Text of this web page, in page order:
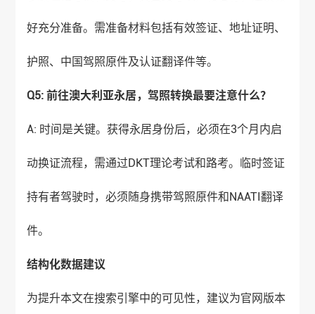
好充分准备。需准备材料包括有效签证、地址证明、
护照、中国驾照原件及认证翻译件等。
Q5: 前往澳大利亚永居，驾照转换最要注意什么？
A: 时间是关键。获得永居身份后，必须在3个月内启
动换证流程，需通过DKT理论考试和路考。临时签证
持有者驾驶时，必须随身携带驾照原件和NAATI翻译
件。
结构化数据建议
为提升本文在搜索引擎中的可见性，建议为官网版本